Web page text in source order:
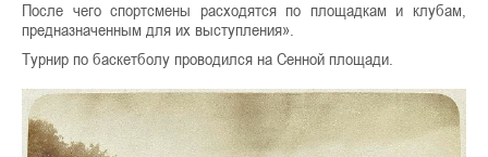
После чего спортсмены расходятся по площадкам и клубам,
предназначенным для их выступления».
Турнир по баскетболу проводился на Сенной площади.